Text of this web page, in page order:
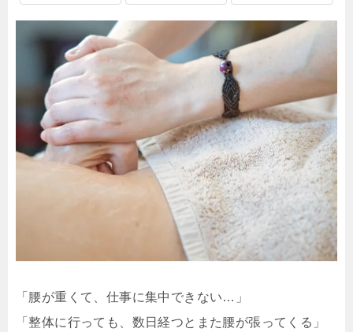
「腰が重くて、仕事に集中できない…」
「整体に行っても、数日経つとまた腰が張ってくる」